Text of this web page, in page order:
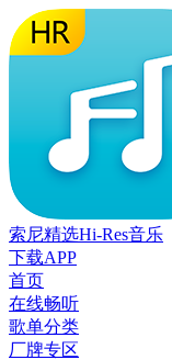
索尼精选Hi-Res音乐
下载APP
首页
在线畅听
歌单分类
厂牌专区